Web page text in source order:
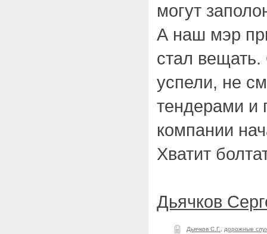
могут
А наш мэр
стал
успели, не
тендерами и
компании
Хватит
Дьячков
Дьячков С.Г. дорожные